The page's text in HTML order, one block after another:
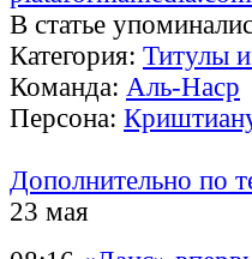
В статье
Категория: Титулы
Команда: Аль-Наср
Персона:
Дополнительно по
23 мая